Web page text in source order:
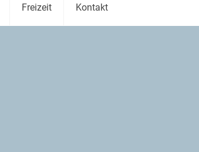
Freizeit Kontakt